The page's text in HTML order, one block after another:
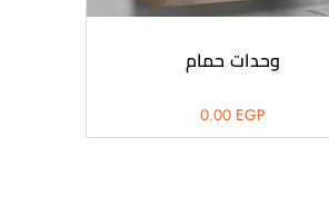
وحدات حمام
0.00 EGP